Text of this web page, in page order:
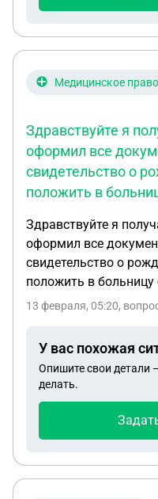
Медицинское право
Здравствуйте я
оформил все
свидетельство о
положить в
Здравствуйте я
оформил все
свидетельство о
положить в больницу
13 февраля, 05:20,
У вас похожая
Опишите свои детали
делать.